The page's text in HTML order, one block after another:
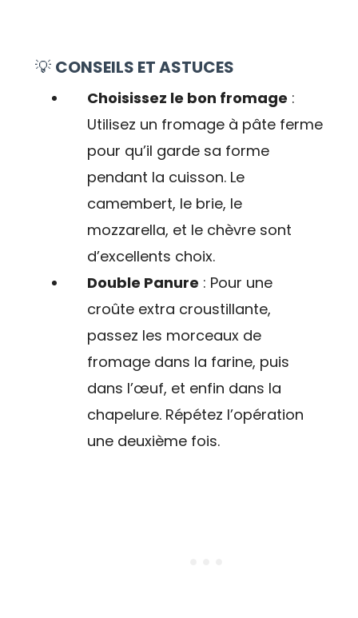
💡 CONSEILS ET ASTUCES
Choisissez le bon fromage :
Utilisez un fromage à pâte ferme
pour qu’il garde sa forme
pendant la cuisson. Le
camembert, le brie, le
mozzarella, et le chèvre sont
d’excellents choix.
Double Panure : Pour une
croûte extra croustillante,
passez les morceaux de
fromage dans la farine, puis
dans l’œuf, et enfin dans la
chapelure. Répétez l’opération
une deuxième fois.